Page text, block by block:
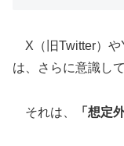
X（旧Twitter）や
は、さらに意識し
それは、 「想定